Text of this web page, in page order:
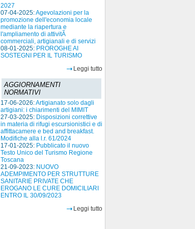
2027
07-04-2025:Agevolazioni per la
promozione dell'economia locale
mediante la riapertura e
l'ampliamento di attivitÃ
commerciali, artigianali e di servizi
08-01-2025: PROROGHE AI
SOSTEGNI PER IL TURISMO
Leggi tutto
AGGIORNAMENTI
NORMATIVI
17-06-2026:Artigianato solo dagli
artigiani: i chiarimenti del MIMIT
27-03-2025: Disposizioni correttive
in materia di rifugi escursionistici e di
affittacamere e bed and breakfast.
Modifiche alla l.r. 61/2024
17-01-2025: Pubblicato il nuovo
Testo Unico del Turismo Regione
Toscana
21-09-2023: NUOVO
ADEMPIMENTO PER STRUTTURE
SANITARIE PRIVATE CHE
EROGANO LE CURE DOMICILIARI
ENTRO IL 30/09/2023
Leggi tutto